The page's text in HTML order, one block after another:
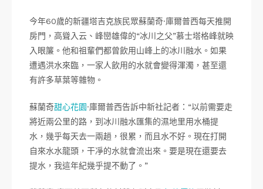
今年60歲的新疆塔吉克族民眾蘇蘭奇·庫爾普西每天推開
房門，高聳入云、峰巒雄偉的“冰川之父”慕士塔格峰就映
入眼簾。他和祖輩們都曾飲用山峰上的冰川融水。如果
遭遇洪水來臨，一家人飲用的水就會變得渾濁，甚至還
有許多草葉等雜物。
蘇蘭奇甜心花園·庫爾普西告訴中新社記者：“以前需要走
將近兩公里的路，到冰川融水匯集的濕地里用水桶提
水，幾乎每天去一兩趟，很累，而且水不好。現在打開
自來水水龍頭，干凈的水就會流出來。要是現在還要去
提水，我這年紀幾乎提不動了。”